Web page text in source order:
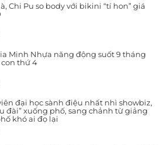
Chi Pu so body với bikini “tí hon” giá
Minh Nhựa năng động suốt 9 tháng
thứ 4
đại học sành điệu nhất nhì showbiz,
đài” xuống phố, sang chảnh từ giảng
khó ai đọ lại